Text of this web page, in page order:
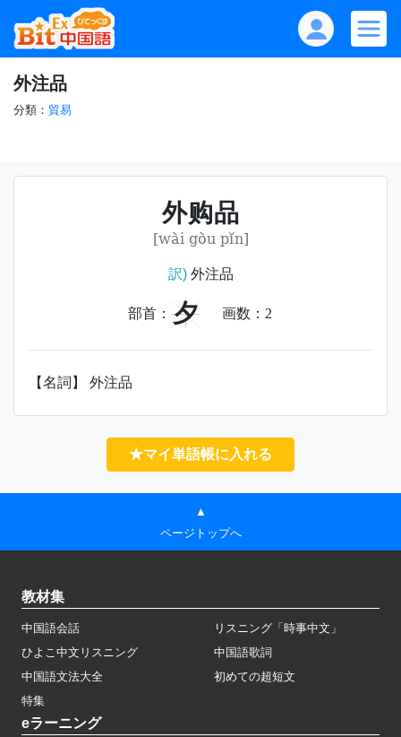
外注品
分類： 貿易
外购品
[wài gòu pǐn]
訳)外注品
部首： 夕 画数： 2
【名詞】 外注品
★マイ単語帳に入れる
▲
ページトップへ
教材集
中国語会話
リスニング「時事中文」
ひよこ中文リスニング
中国語歌詞
中国語文法大全
初めての超短文
特集
eラーニング